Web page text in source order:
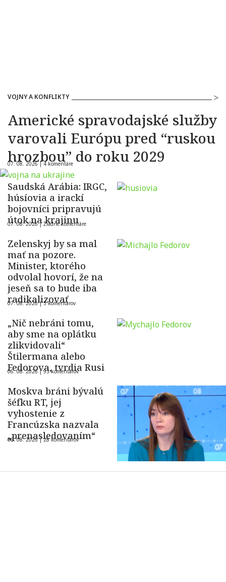
VOJNY A KONFLIKTY
Americké spravodajské služby
varovali Európu pred “ruskou
hrozbou” do roku 2029
07. 08. 2026 |4 komentáre
Saudská Arábia: IRGC,
húsíovia a irackí
bojovníci pripravujú
útok na krajinu
07. 08. 2026 |Žiadne komentáre
Zelenskyj by sa mal
mať na pozore.
Minister, ktorého
odvolal hovorí, že na
jeseň sa to bude iba
radikalizovať
07. 08. 2026 |5 komentárov
„Nič nebráni tomu,
aby sme na oplátku
zlikvidovali“
Štilermana alebo
Fedorova, tvrdia Rusi
06. 08. 2026 |93 komentárov
Moskva bráni bývalú
šéfku RT, jej
vyhostenie z
Francúzska nazvala
„prenasledovaním“
06. 08. 2026 |28 komentárov